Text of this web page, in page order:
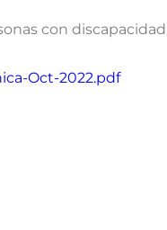
con
Oct-2022.pdf